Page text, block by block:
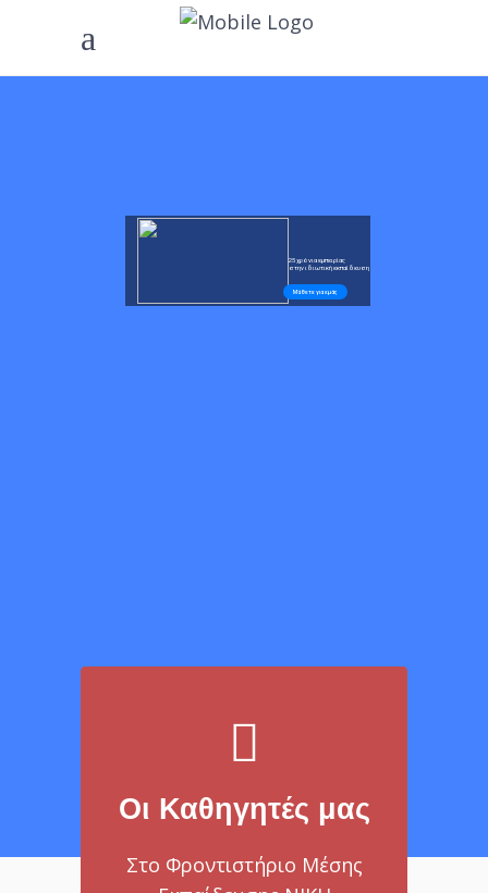
Οι Καθηγητές μας
Στο Φροντιστήριο Μέσης